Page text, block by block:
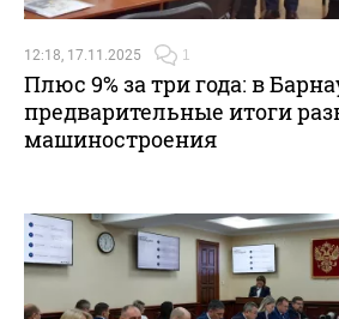
12:18, 17.11.2025 1
Плюс 9% за три года: в
предварительные итоги
машиностроения